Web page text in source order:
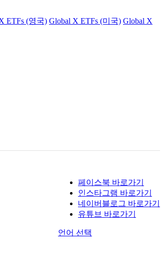
ETFs (영국) Global X ETFs (미국) Global X
페이스북 바로가기
인스타그램 바로가기
네이버블로그 바로가기
유튜브 바로가기
언어 선택